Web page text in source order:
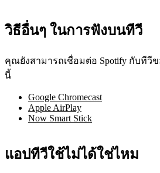
วิธีอื่นๆ ในการฟังบนทีวี
คุณยังสามารถเชื่อมต่อ Spotify กับที
นี้
Google Chromecast
Apple AirPlay
Now Smart Stick
แอปทีวีใช้ไม่ได้ใช่ไหม